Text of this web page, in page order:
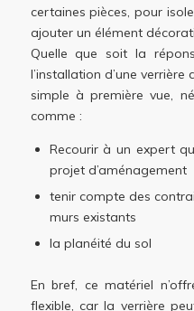
certaines pièces, pour
ajouter un élément
Quelle que soit la
l’installation d’une verrière
simple à première vue,
comme :
Recourir à un expert
projet d’aménagement
tenir compte des
murs existants
la planéité du sol
En bref, ce matériel
flexible, car la verrière